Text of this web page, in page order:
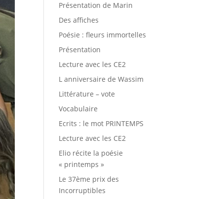
Présentation de Marin
Des affiches
Poésie : fleurs immortelles
Présentation
Lecture avec les CE2
L anniversaire de Wassim
Littérature – vote
Vocabulaire
Ecrits : le mot PRINTEMPS
Lecture avec les CE2
Elio récite la poésie
« printemps »
Le 37ème prix des
Incorruptibles